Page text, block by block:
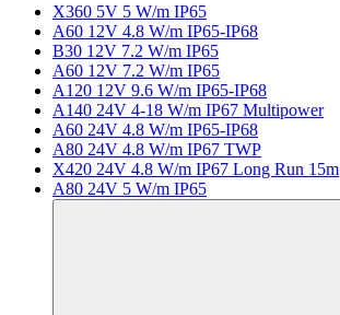
X360 5V 5 W/m IP65
A60 12V 4.8 W/m IP65-IP68
B30 12V 7.2 W/m IP65
A60 12V 7.2 W/m IP65
A120 12V 9.6 W/m IP65-IP68
A140 24V 4-18 W/m IP67 Multipower
A60 24V 4.8 W/m IP65-IP68
A80 24V 4.8 W/m IP67 TWP
X420 24V 4.8 W/m IP67 Long Run 15m
A80 24V 5 W/m IP65